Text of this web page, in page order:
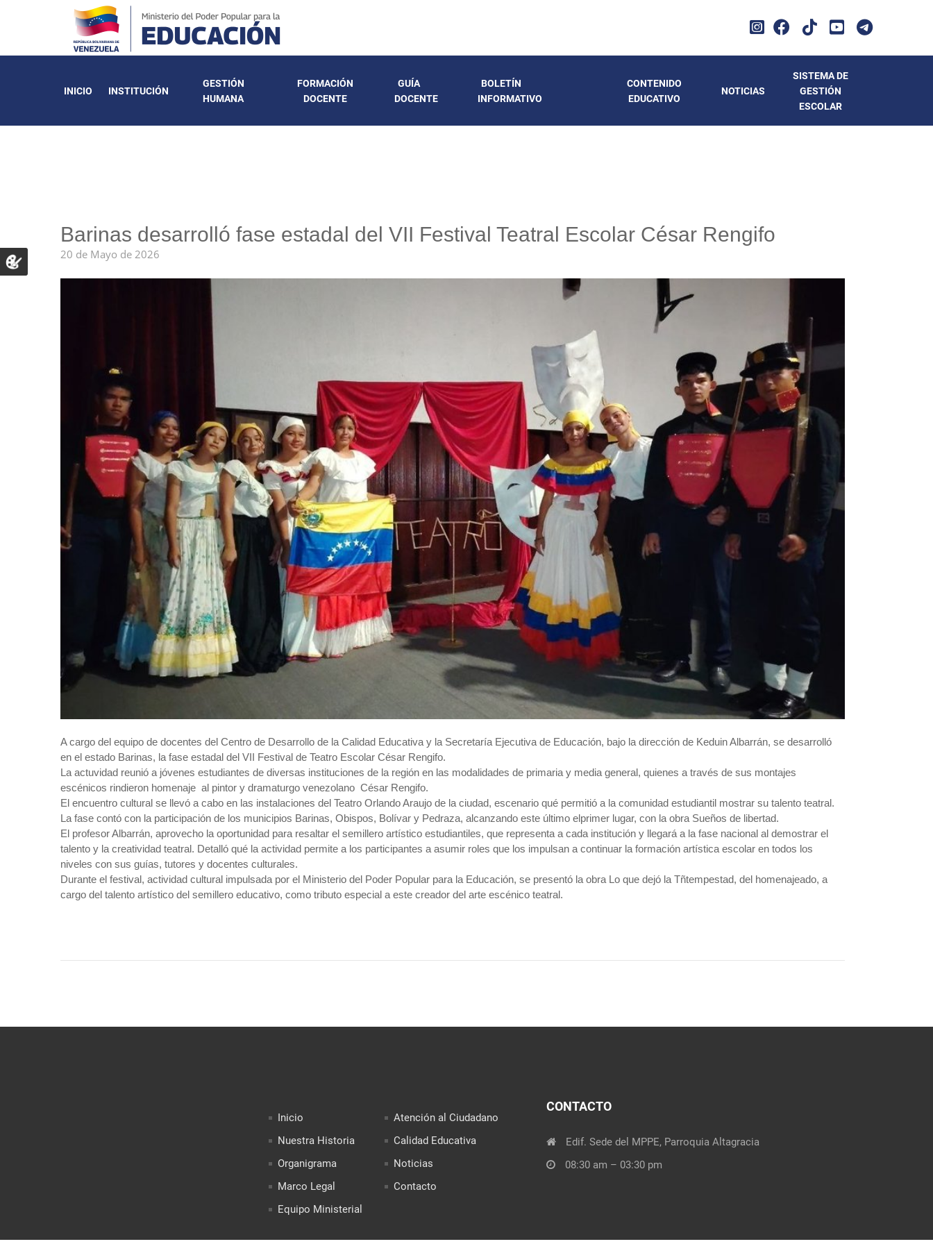
INICIO INSTITUCIÓN
GESTIÓN
HUMANA
FORMACIÓN
DOCENTE
GUÍA
DOCENTE
BOLETÍN
INFORMATIVO
CONTENIDO
EDUCATIVO
NOTICIAS
SISTEMA DE
GESTIÓN
ESCOLAR
Barinas desarrolló fase estadal del VII Festival Teatral Escolar César Rengifo
20 de Mayo de 2026
A cargo del equipo de docentes del Centro de Desarrollo de la Calidad Educativa y la Secretaría Ejecutiva de Educación, bajo la dirección de Keduin Albarrán, se desarrolló
en el estado Barinas, la fase estadal del VII Festival de Teatro Escolar César Rengifo.
La actuvidad reunió a jóvenes estudiantes de diversas instituciones de la región en las modalidades de primaria y media general, quienes a través de sus montajes
escénicos rindieron homenaje al pintor y dramaturgo venezolano César Rengifo.
El encuentro cultural se llevó a cabo en las instalaciones del Teatro Orlando Araujo de la ciudad, escenario qué permitió a la comunidad estudiantil mostrar su talento teatral.
La fase contó con la participación de los municipios Barinas, Obispos, Bolívar y Pedraza, alcanzando este último elprimer lugar, con la obra Sueños de libertad.
El profesor Albarrán, aprovecho la oportunidad para resaltar el semillero artístico estudiantiles, que representa a cada institución y llegará a la fase nacional al demostrar el
talento y la creatividad teatral. Detalló qué la actividad permite a los participantes a asumir roles que los impulsan a continuar la formación artística escolar en todos los
niveles con sus guías, tutores y docentes culturales.
Durante el festival, actividad cultural impulsada por el Ministerio del Poder Popular para la Educación, se presentó la obra Lo que dejó la Tñtempestad, del homenajeado, a
cargo del talento artístico del semillero educativo, como tributo especial a este creador del arte escénico teatral.
Inicio
Nuestra Historia
Organigrama
Marco Legal
Equipo Ministerial
Atención al Ciudadano
Calidad Educativa
Noticias
Contacto
CONTACTO
Edif. Sede del MPPE, Parroquia Altagracia
08:30 am – 03:30 pm